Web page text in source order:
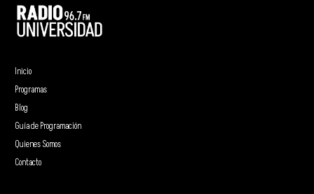
Inicio
Programas
Blog
Guía de Programación
Quienes Somos
Contacto